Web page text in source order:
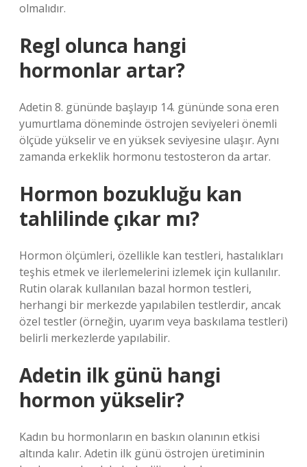
olmalıdır.
Regl olunca hangi
hormonlar artar?
Adetin 8. gününde başlayıp 14. gününde sona eren
yumurtlama döneminde östrojen seviyeleri önemli
ölçüde yükselir ve en yüksek seviyesine ulaşır. Aynı
zamanda erkeklik hormonu testosteron da artar.
Hormon bozukluğu kan
tahlilinde çıkar mı?
Hormon ölçümleri, özellikle kan testleri, hastalıkları
teşhis etmek ve ilerlemelerini izlemek için kullanılır.
Rutin olarak kullanılan bazal hormon testleri,
herhangi bir merkezde yapılabilen testlerdir, ancak
özel testler (örneğin, uyarım veya baskılama testleri)
belirli merkezlerde yapılabilir.
Adetin ilk günü hangi
hormon yükselir?
Kadın bu hormonların en baskın olanının etkisi
altında kalır. Adetin ilk günü östrojen üretiminin